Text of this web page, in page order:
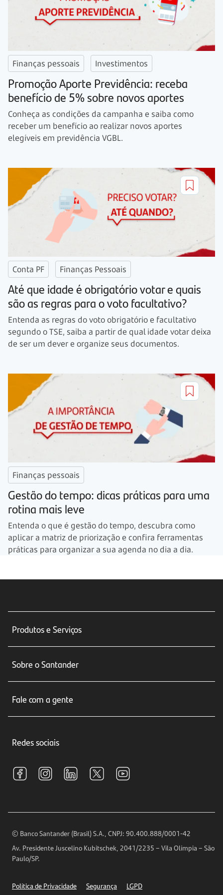
Finanças pessoais Investimentos
Promoção Aporte Previdência: receba
benefício de 5% sobre novos aportes
Conheça as condições da campanha e saiba como
receber um benefício ao realizar novos aportes
elegíveis em previdência VGBL.
Conta PF Finanças Pessoais
Até que idade é obrigatório votar e quais
são as regras para o voto facultativo?
Entenda as regras do voto obrigatório e facultativo
segundo o TSE, saiba a partir de qual idade votar deixa
de ser um dever e organize seus documentos.
Finanças pessoais
Gestão do tempo: dicas práticas para uma
rotina mais leve
Entenda o que é gestão do tempo, descubra como
aplicar a matriz de priorização e confira ferramentas
práticas para organizar a sua agenda no dia a dia.
Produtos e Serviços
Seguros
Crédito e Financiamentos
Investimentos
Sobre o Santander
Relações com Investidores
Fale com a gente
Central de Renegociação
S.A.C
Encontre nossas agências
Horários de Atendimento
Telefones
Redes sociais
© Banco Santander (Brasil) S.A., CNPJ: 90.400.888/0001-42
Av. Presidente Juscelino Kubitschek, 2041/2235 – Vila Olímpia – São
Paulo/SP.
Política de Privacidade Segurança LGPD